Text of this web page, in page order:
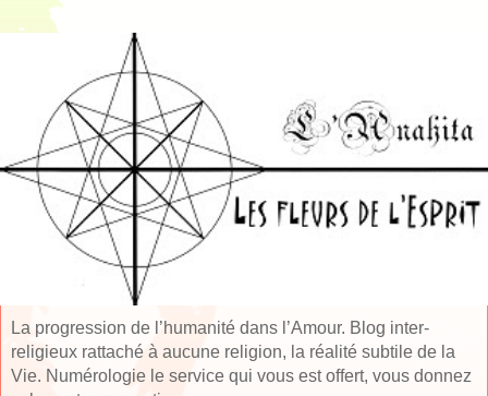
La progression de l’humanité dans l’Amour. Blog inter-
religieux rattaché à aucune religion, la réalité subtile de la
Vie. Numérologie le service qui vous est offert, vous donnez